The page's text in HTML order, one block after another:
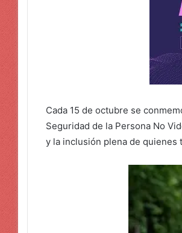
Cada 15 de octubre se
Seguridad de la Persona No
y la inclusión plena de quienes